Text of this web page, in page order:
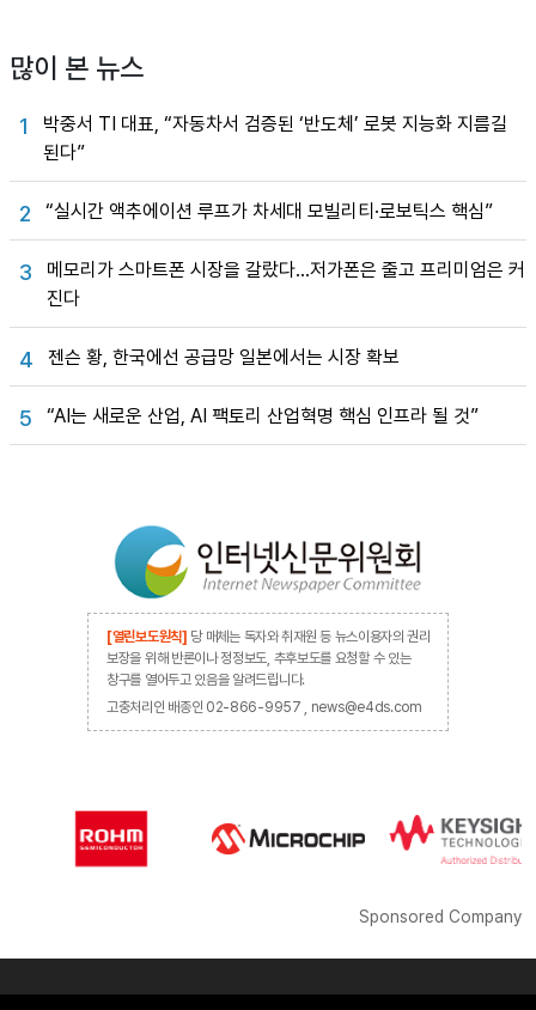
많이 본 뉴스
1
박중서 TI 대표, “자동차서 검증된 ‘반도체’ 로봇 지능화 지름길
된다”
2 “실시간 액추에이션 루프가 차세대 모빌리티·로보틱스 핵심”
3
메모리가 스마트폰 시장을 갈랐다…저가폰은 줄고 프리미엄은 커
진다
4 젠슨 황, 한국에선 공급망 일본에서는 시장 확보
5 “AI는 새로운 산업, AI 팩토리 산업혁명 핵심 인프라 될 것”
[열린보도원칙] 당 매체는 독자와 취재원 등 뉴스이용자의 권리
보장을 위해 반론이나 정정보도, 추후보도를 요청할 수 있는
창구를 열어두고 있음을 알려드립니다.
고충처리인 배종인 02-866-9957 , news@e4ds.com
Sponsored Company